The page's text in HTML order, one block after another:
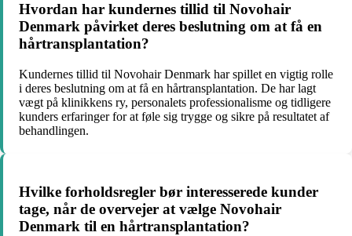
Hvordan har kundernes tillid til Novohair
Denmark påvirket deres beslutning om at få en
hårtransplantation?
Kundernes tillid til Novohair Denmark har spillet en vigtig rolle
i deres beslutning om at få en hårtransplantation. De har lagt
vægt på klinikkens ry, personalets professionalisme og tidligere
kunders erfaringer for at føle sig trygge og sikre på resultatet af
behandlingen.
Hvilke forholdsregler bør interesserede kunder
tage, når de overvejer at vælge Novohair
Denmark til en hårtransplantation?